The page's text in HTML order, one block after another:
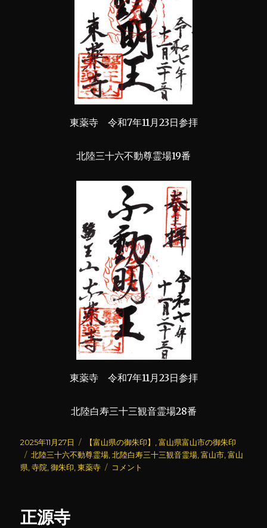
東薬寺 令和7年11月23日参拝
北陸三十六不動尊霊場19番
東薬寺 令和7年11月23日参拝
北陸白寿三十三観音霊場28番
投
稿
日:
2025年11月27日
カ
テ
ゴ
【富山県の御朱印】 ,富山県富山市の御朱印
タ
グ
北陸三十六不動尊霊場 ,北陸白寿三十三観音霊場 ,富山市 ,富山
県 ,寺院 ,御朱印 ,東薬寺
東
コメント
正源寺